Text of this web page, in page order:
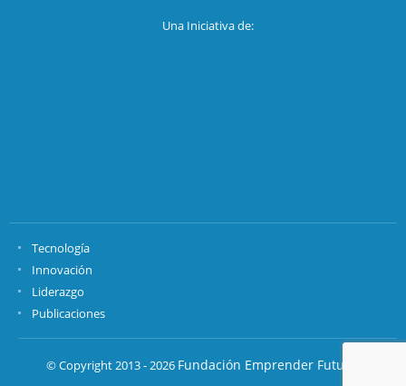
Una Iniciativa de:
Tecnología
Innovación
Liderazgo
Publicaciones
© Copyright 2013 - 2026 Fundación Emprender Futuro.